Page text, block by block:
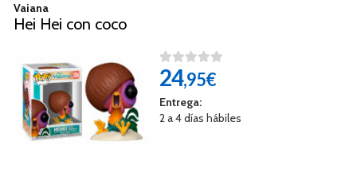
Vaiana
Hei Hei con coco
24,95€
Entrega:
2 a 4 días hábiles